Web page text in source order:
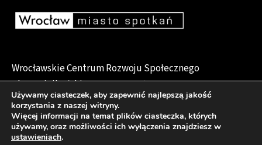
Wrocławskie Centrum Rozwoju Społecznego
pl. Dominikański 6, 50-159 Wrocław
Deklaracja dostępności
Używamy ciasteczek, aby zapewnić najlepszą jakość
korzystania z naszej witryny.
Więcej informacji na temat plików ciasteczka, których
używamy, oraz możliwości ich wyłączenia znajdziesz w
ustawieniach.